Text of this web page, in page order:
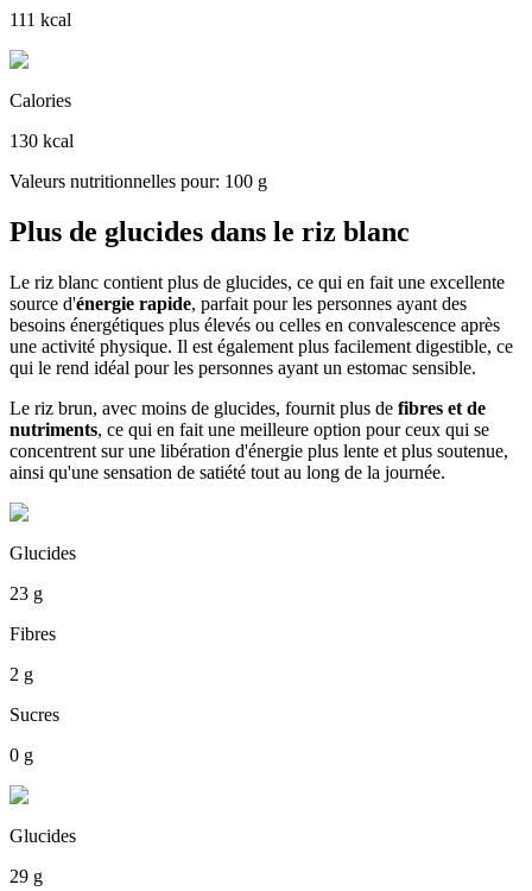
111 kcal
Calories
130 kcal
Valeurs nutritionnelles pour: 100 g
Plus de glucides dans le riz blanc
Le riz blanc contient plus de glucides, ce qui en fait une excellente
source d'énergie rapide, parfait pour les personnes ayant des
besoins énergétiques plus élevés ou celles en convalescence après
une activité physique. Il est également plus facilement digestible, ce
qui le rend idéal pour les personnes ayant un estomac sensible.
Le riz brun, avec moins de glucides, fournit plus de fibres et de
nutriments, ce qui en fait une meilleure option pour ceux qui se
concentrent sur une libération d'énergie plus lente et plus soutenue,
ainsi qu'une sensation de satiété tout au long de la journée.
Glucides
23 g
Fibres
2 g
Sucres
0 g
Glucides
29 g